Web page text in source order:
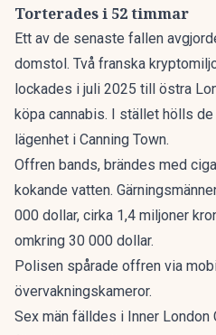
Torterades i 52 timmar
Ett av de senaste fallen
domstol. Två franska
lockades i juli 2025 till östra
köpa cannabis. I stället hölls
lägenhet i Canning Town.
Offren bands, brändes med
kokande vatten.
000 dollar, cirka 1,4 miljoner
omkring 30 000 dollar.
Polisen spårade offren via
övervakningskameror.
Sex män fälldes i Inner London